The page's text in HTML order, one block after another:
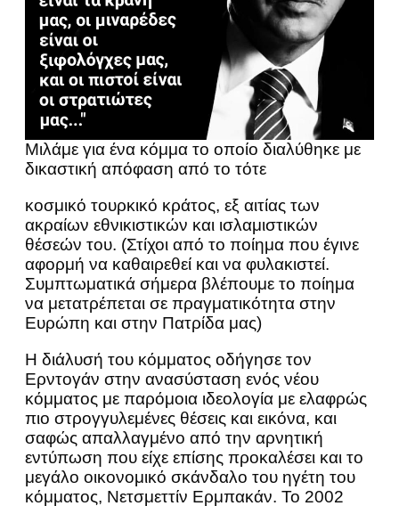
Μιλάμε για ένα κόμμα το οποίο διαλύθηκε με
δικαστική απόφαση από το τότε
κοσμικό τουρκικό κράτος, εξ αιτίας των
ακραίων εθνικιστικών και ισλαμιστικών
θέσεών του. (Στίχοι από το ποίημα που έγινε
αφορμή να καθαιρεθεί και να φυλακιστεί.
Συμπτωματικά σήμερα βλέπουμε το ποίημα
να μετατρέπεται σε πραγματικότητα στην
Ευρώπη και στην Πατρίδα μας)
Η διάλυσή του κόμματος οδήγησε τον
Ερντογάν στην ανασύσταση ενός νέου
κόμματος με παρόμοια ιδεολογία με ελαφρώς
πιο στρογγυλεμένες θέσεις και εικόνα, και
σαφώς απαλλαγμένο από την αρνητική
εντύπωση που είχε επίσης προκαλέσει και το
μεγάλο οικονομικό σκάνδαλο του ηγέτη του
κόμματος, Νετσμεττίν Ερμπακάν. Το 2002